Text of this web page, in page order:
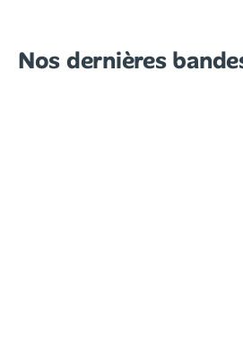
Nos dernières